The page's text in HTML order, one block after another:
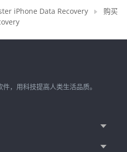
iPhone Data Recovery
购买
，用科技提高人类生活品质。